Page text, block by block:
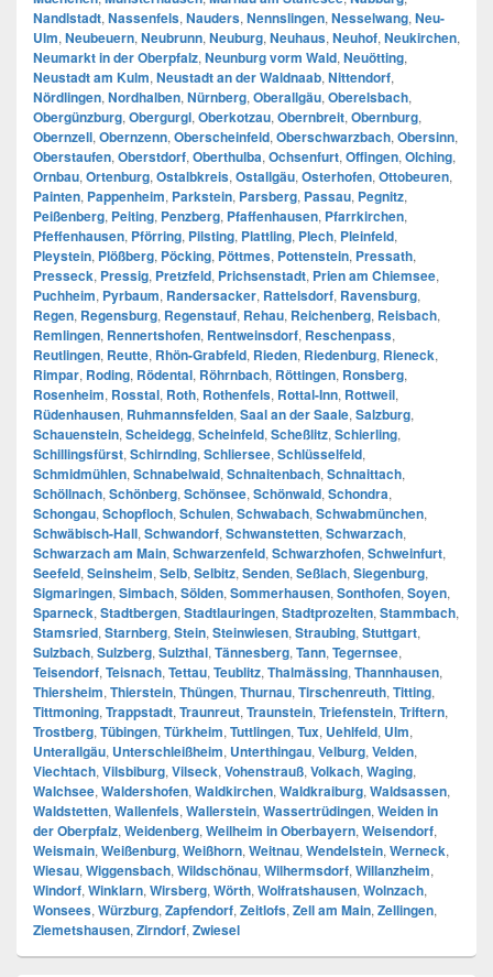
Nandlstadt, Nassenfels, Nauders, Nennslingen, Nesselwang, Neu-
Ulm, Neubeuern, Neubrunn, Neuburg, Neuhaus, Neuhof, Neukirchen,
Neumarkt in der Oberpfalz, Neunburg vorm Wald, Neuötting,
Neustadt am Kulm, Neustadt an der Waldnaab, Nittendorf,
Nördlingen, Nordhalben, Nürnberg, Oberallgäu, Oberelsbach,
Obergünzburg, Obergurgl, Oberkotzau, Obernbreit, Obernburg,
Obernzell, Obernzenn, Oberscheinfeld, Oberschwarzbach, Obersinn,
Oberstaufen, Oberstdorf, Oberthulba, Ochsenfurt, Offingen, Olching,
Ornbau, Ortenburg, Ostalbkreis, Ostallgäu, Osterhofen, Ottobeuren,
Painten, Pappenheim, Parkstein, Parsberg, Passau, Pegnitz,
Peißenberg, Peiting, Penzberg, Pfaffenhausen, Pfarrkirchen,
Pfeffenhausen, Pförring, Pilsting, Plattling, Plech, Pleinfeld,
Pleystein, Plößberg, Pöcking, Pöttmes, Pottenstein, Pressath,
Presseck, Pressig, Pretzfeld, Prichsenstadt, Prien am Chiemsee,
Puchheim, Pyrbaum, Randersacker, Rattelsdorf, Ravensburg,
Regen, Regensburg, Regenstauf, Rehau, Reichenberg, Reisbach,
Remlingen, Rennertshofen, Rentweinsdorf, Reschenpass,
Reutlingen, Reutte, Rhön-Grabfeld, Rieden, Riedenburg, Rieneck,
Rimpar, Roding, Rödental, Röhrnbach, Röttingen, Ronsberg,
Rosenheim, Rosstal, Roth, Rothenfels, Rottal-Inn, Rottweil,
Rüdenhausen, Ruhmannsfelden, Saal an der Saale, Salzburg,
Schauenstein, Scheidegg, Scheinfeld, Scheßlitz, Schierling,
Schillingsfürst, Schirnding, Schliersee, Schlüsselfeld,
Schmidmühlen, Schnabelwaid, Schnaitenbach, Schnaittach,
Schöllnach, Schönberg, Schönsee, Schönwald, Schondra,
Schongau, Schopfloch, Schulen, Schwabach, Schwabmünchen,
Schwäbisch-Hall, Schwandorf, Schwanstetten, Schwarzach,
Schwarzach am Main, Schwarzenfeld, Schwarzhofen, Schweinfurt,
Seefeld, Seinsheim, Selb, Selbitz, Senden, Seßlach, Siegenburg,
Sigmaringen, Simbach, Sölden, Sommerhausen, Sonthofen, Soyen,
Sparneck, Stadtbergen, Stadtlauringen, Stadtprozelten, Stammbach,
Stamsried, Starnberg, Stein, Steinwiesen, Straubing, Stuttgart,
Sulzbach, Sulzberg, Sulzthal, Tännesberg, Tann, Tegernsee,
Teisendorf, Teisnach, Tettau, Teublitz, Thalmässing, Thannhausen,
Thiersheim, Thierstein, Thüngen, Thurnau, Tirschenreuth, Titting,
Tittmoning, Trappstadt, Traunreut, Traunstein, Triefenstein, Triftern,
Trostberg, Tübingen, Türkheim, Tuttlingen, Tux, Uehlfeld, Ulm,
Unterallgäu, Unterschleißheim, Unterthingau, Velburg, Velden,
Viechtach, Vilsbiburg, Vilseck, Vohenstrauß, Volkach, Waging,
Walchsee, Waldershofen, Waldkirchen, Waldkraiburg, Waldsassen,
Waldstetten, Wallenfels, Wallerstein, Wassertrüdingen, Weiden in
der Oberpfalz, Weidenberg, Weilheim in Oberbayern, Weisendorf,
Weismain, Weißenburg, Weißhorn, Weitnau, Wendelstein, Werneck,
Wiesau, Wiggensbach, Wildschönau, Wilhermsdorf, Willanzheim,
Windorf, Winklarn, Wirsberg, Wörth, Wolfratshausen, Wolnzach,
Wonsees, Würzburg, Zapfendorf, Zeitlofs, Zell am Main, Zellingen,
Ziemetshausen, Zirndorf, Zwiesel